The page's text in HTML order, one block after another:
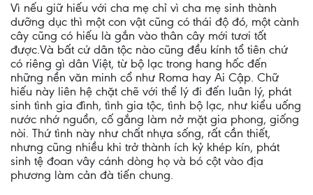
Vì nếu giữ hiếu với cha mẹ chỉ vì cha mẹ sinh thành
dưỡng dục thì một con vật cũng có thái độ đó, một cành
cây cũng có hiếu là gắn vào thân cây mới tươi tốt
được.Và bất cứ dân tộc nào cũng đều kính tổ tiên chứ
có riêng gì dân Việt, từ bộ lạc trong hang hốc đến
những nền văn minh cổ như Roma hay Ai Cập. Chữ
hiếu này liên hệ chặt chẽ với thể lý đi đến luân lý, phát
sinh tình gia đình, tình gia tộc, tình bộ lạc, như kiểu uống
nước nhớ nguồn, cố gắng làm nở mặt gia phong, giống
nòi. Thứ tình này như chất nhựa sống, rất cần thiết,
nhưng cũng nhiều khi trở thành ích kỷ khép kín, phát
sinh tệ đoan vây cánh dòng họ và bó cột vào địa
phương làm cản đà tiến chung.